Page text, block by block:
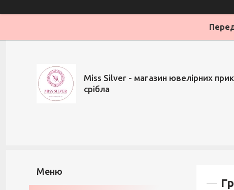
Miss Silver - магазин ювелірних
срібла